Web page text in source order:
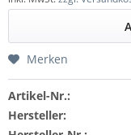
Merken
Artikel-Nr.:
Hersteller: